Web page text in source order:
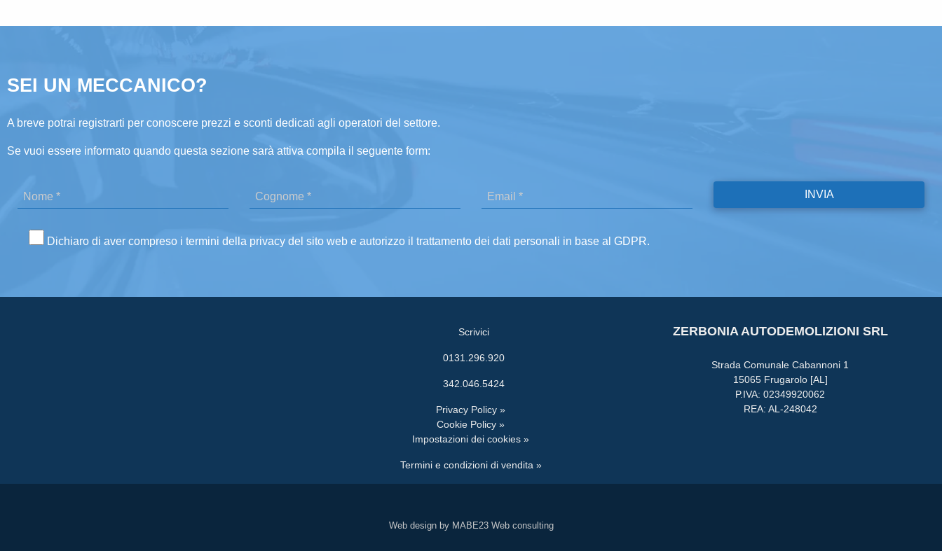
SEI UN MECCANICO?
A breve potrai registrarti per conoscere prezzi e sconti dedicati agli operatori del settore.
Se vuoi essere informato quando questa sezione sarà attiva compila il seguente form:
Dichiaro di aver compreso i termini della privacy del sito web e autorizzo il trattamento dei dati personali in base al GDPR.
Scrivici
0131.296.920
342.046.5424
Privacy Policy »
Cookie Policy »
Impostazioni dei cookies »
Termini e condizioni di vendita »
ZERBONIA AUTODEMOLIZIONI SRL
Strada Comunale Cabannoni 1
15065 Frugarolo [AL]
P.IVA: 02349920062
REA: AL-248042
Web design by MABE23 Web consulting